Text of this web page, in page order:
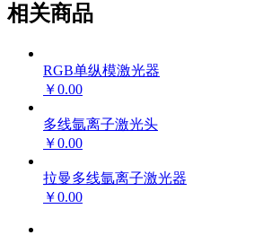
相关商品
RGB单纵模激光器
￥0.00
多线氩离子激光头
￥0.00
拉曼多线氩离子激光器
￥0.00